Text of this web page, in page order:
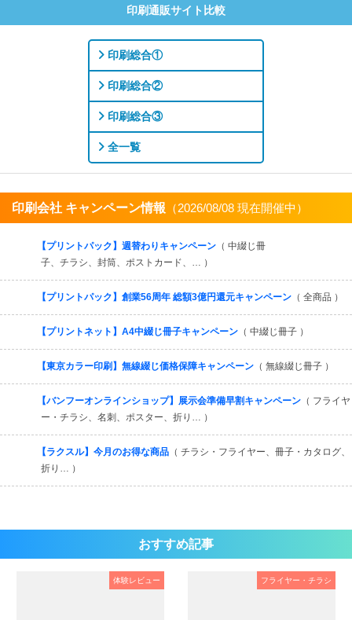
印刷通販サイト比較
印刷総合①
印刷総合②
印刷総合③
全一覧
印刷会社 キャンペーン情報 （2026/08/08 現在開催中）
【プリントパック】週替わりキャンペーン （ 中綴じ冊
子、チラシ、封筒、ポストカード、… ）
【プリントパック】創業56周年 総額3億円還元キャンペーン （ 全商品 ）
【プリントネット】A4中綴じ冊子キャンペーン （ 中綴じ冊子 ）
【東京カラー印刷】無線綴じ価格保障キャンペーン （ 無線綴じ冊子 ）
【バンフーオンラインショップ】展示会準備早割キャンペーン （ フライヤ
ー・チラシ、名刺、ポスター、折り… ）
【ラクスル】今月のお得な商品 （ チラシ・フライヤー、冊子・カタログ、
折り… ）
おすすめ記事
体験レビュー フライヤー・チラシ